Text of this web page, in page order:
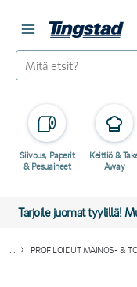
Siivous, Paperit
& Pesuaineet
Keittiö &
Away
Tarjoile juomat tyylillä!
PROFILOIDUT MAINOS- &